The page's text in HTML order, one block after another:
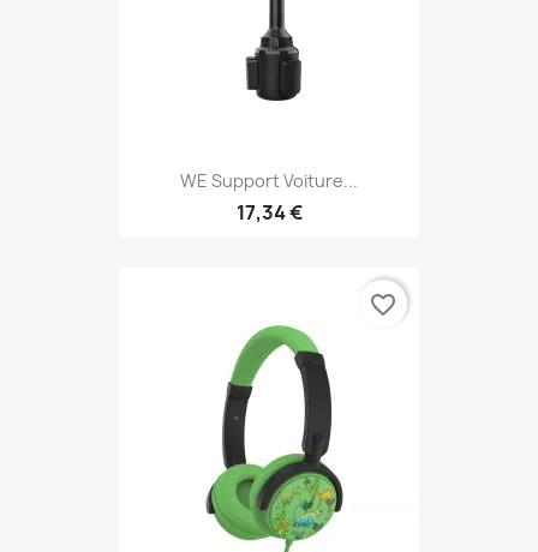
WE Support Voiture...
17,34 €
favorite_border